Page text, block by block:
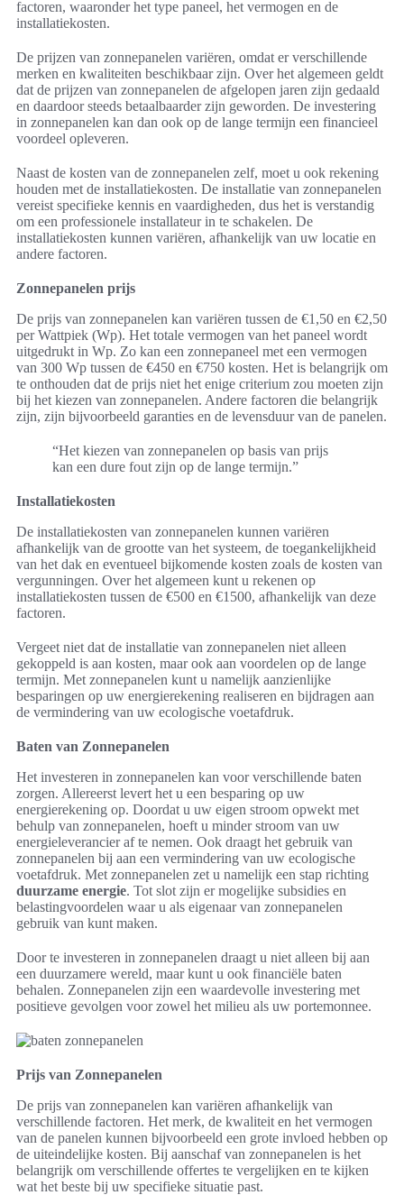
factoren, waaronder het type paneel, het vermogen en de
installatiekosten.
De prijzen van zonnepanelen variëren, omdat er verschillende
merken en kwaliteiten beschikbaar zijn. Over het algemeen geldt
dat de prijzen van zonnepanelen de afgelopen jaren zijn gedaald
en daardoor steeds betaalbaarder zijn geworden. De investering
in zonnepanelen kan dan ook op de lange termijn een financieel
voordeel opleveren.
Naast de kosten van de zonnepanelen zelf, moet u ook rekening
houden met de installatiekosten. De installatie van zonnepanelen
vereist specifieke kennis en vaardigheden, dus het is verstandig
om een professionele installateur in te schakelen. De
installatiekosten kunnen variëren, afhankelijk van uw locatie en
andere factoren.
Zonnepanelen prijs
De prijs van zonnepanelen kan variëren tussen de €1,50 en €2,50
per Wattpiek (Wp). Het totale vermogen van het paneel wordt
uitgedrukt in Wp. Zo kan een zonnepaneel met een vermogen
van 300 Wp tussen de €450 en €750 kosten. Het is belangrijk om
te onthouden dat de prijs niet het enige criterium zou moeten zijn
bij het kiezen van zonnepanelen. Andere factoren die belangrijk
zijn, zijn bijvoorbeeld garanties en de levensduur van de panelen.
“Het kiezen van zonnepanelen op basis van prijs
kan een dure fout zijn op de lange termijn.”
Installatiekosten
De installatiekosten van zonnepanelen kunnen variëren
afhankelijk van de grootte van het systeem, de toegankelijkheid
van het dak en eventueel bijkomende kosten zoals de kosten van
vergunningen. Over het algemeen kunt u rekenen op
installatiekosten tussen de €500 en €1500, afhankelijk van deze
factoren.
Vergeet niet dat de installatie van zonnepanelen niet alleen
gekoppeld is aan kosten, maar ook aan voordelen op de lange
termijn. Met zonnepanelen kunt u namelijk aanzienlijke
besparingen op uw energierekening realiseren en bijdragen aan
de vermindering van uw ecologische voetafdruk.
Baten van Zonnepanelen
Het investeren in zonnepanelen kan voor verschillende baten
zorgen. Allereerst levert het u een besparing op uw
energierekening op. Doordat u uw eigen stroom opwekt met
behulp van zonnepanelen, hoeft u minder stroom van uw
energieleverancier af te nemen. Ook draagt het gebruik van
zonnepanelen bij aan een vermindering van uw ecologische
voetafdruk. Met zonnepanelen zet u namelijk een stap richting
duurzame energie. Tot slot zijn er mogelijke subsidies en
belastingvoordelen waar u als eigenaar van zonnepanelen
gebruik van kunt maken.
Door te investeren in zonnepanelen draagt u niet alleen bij aan
een duurzamere wereld, maar kunt u ook financiële baten
behalen. Zonnepanelen zijn een waardevolle investering met
positieve gevolgen voor zowel het milieu als uw portemonnee.
Prijs van Zonnepanelen
De prijs van zonnepanelen kan variëren afhankelijk van
verschillende factoren. Het merk, de kwaliteit en het vermogen
van de panelen kunnen bijvoorbeeld een grote invloed hebben op
de uiteindelijke kosten. Bij aanschaf van zonnepanelen is het
belangrijk om verschillende offertes te vergelijken en te kijken
wat het beste bij uw specifieke situatie past.